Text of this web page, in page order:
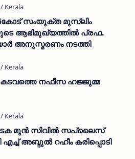
ജനപ്ര…
സംയുക്ത മുസ്ലിം
ആഭിമുഖ്യത്തിൽ പ്രഫ.
അനുസ്മരണം നടത്തി
കടവത്തെ നഫീസ ഹജ്ജുമ്മ
മുൻ സിവില്‍ സപ്ലൈസ്
അബ്ദുൽ റഹീം കരിപ്പൊടി